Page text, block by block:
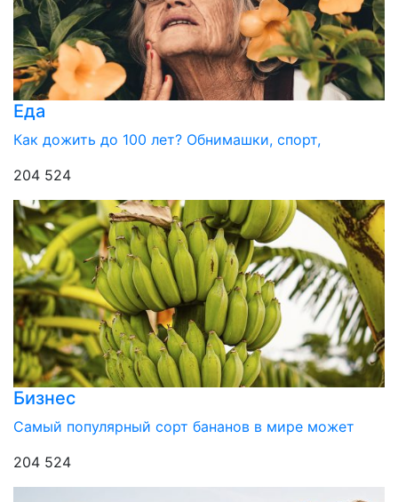
Еда
Как дожить до 100 лет? Обнимашки, спорт,
204 524
Бизнес
Самый популярный сорт бананов в мире может
204 524